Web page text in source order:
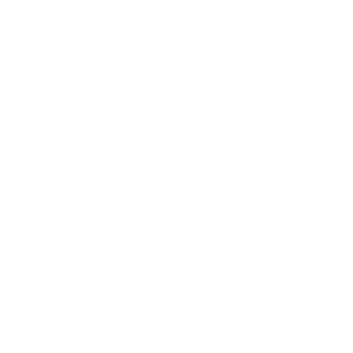
Ο δρόμος για τον 29ο
U21: Τεράστια πρόκριση
Γ΄ανδρών play offs :